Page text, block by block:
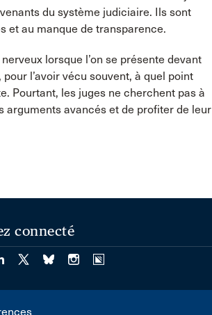
du système judiciaire. Ils sont
et au manque de transparence.
lorsque l’on se présente devant
l’avoir vécu souvent, à quel point
Pourtant, les juges ne cherchent pas à
arguments avancés et de profiter de leur
connecté